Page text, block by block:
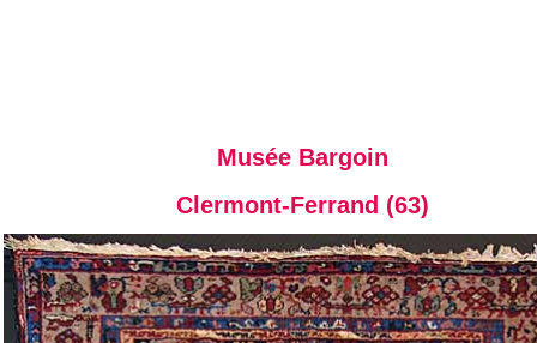
Musée Bargoin
Clermont-Ferrand (63)